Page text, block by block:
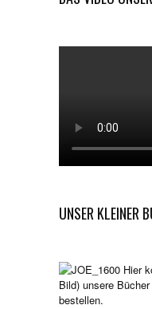
UNSER KLEINER
Hier
Bild) unsere
bestellen.